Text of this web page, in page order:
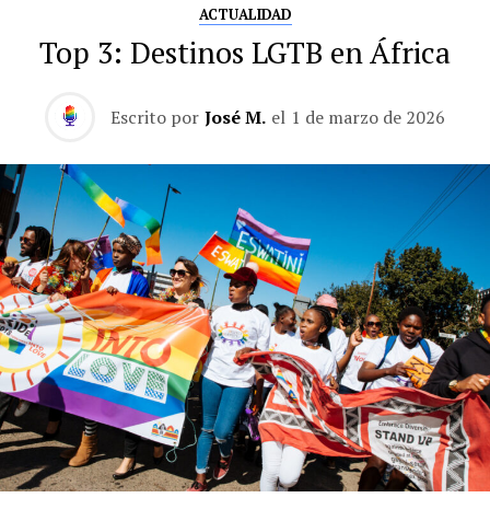
ACTUALIDAD
Top 3: Destinos LGTB en África
Escrito por José M. el 1 de marzo de 2026